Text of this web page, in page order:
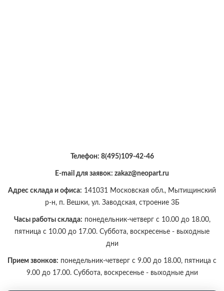
Телефон: 8(495)109-42-46
E-mail для заявок: zakaz@neopart.ru
Адрес склада и офиса: 141031 Московская обл., Мытищинский
р-н, п. Вешки, ул. Заводская, строение 3Б
Часы работы склада: понедельник-четверг с 10.00 до 18.00,
пятница с 10.00 до 17.00. Суббота, воскресенье - выходные
дни
Прием звонков: понедельник-четверг с 9.00 до 18.00, пятница с
9.00 до 17.00. Суббота, воскресенье - выходные дни